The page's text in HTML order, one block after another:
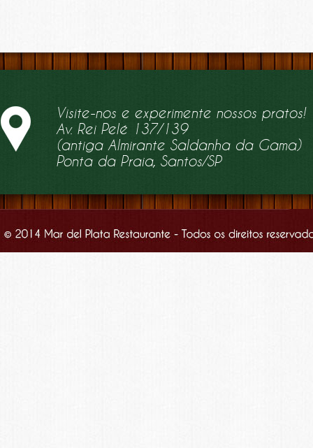
Visite-nos e experimente nossos pratos!
Av. Rei Pelé 137/139
(antiga Almirante Saldanha da Gama)
Ponta da Praia, Santos/SP